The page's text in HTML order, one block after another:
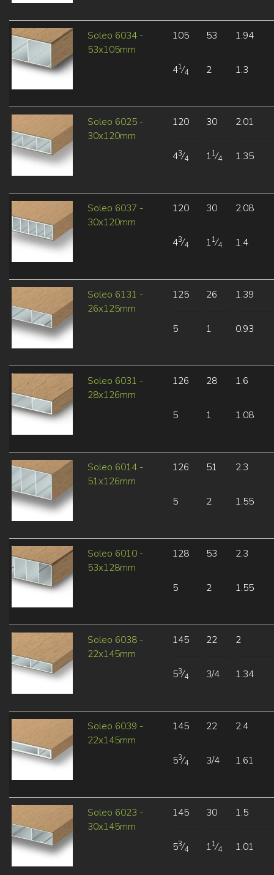
Soleo 6034 -
53x105mm
105
41⁄4
53
2
1.94
1.3
Soleo 6025 -
30x120mm
120
43⁄4
30
11⁄4
2.01
1.35
Soleo 6037 -
30x120mm
120
43⁄4
30
11⁄4
2.08
1.4
Soleo 6131 -
26x125mm
125
5
26
1
1.39
0.93
Soleo 6031 -
28x126mm
126
5
28
1
1.6
1.08
Soleo 6014 -
51x126mm
126
5
51
2
2.3
1.55
Soleo 6010 -
53x128mm
128
5
53
2
2.3
1.55
Soleo 6038 -
22x145mm
145
53⁄4
22
3/4
2
1.34
Soleo 6039 -
22x145mm
145
53⁄4
22
3/4
2.4
1.61
Soleo 6023 -
30x145mm
145
53⁄4
30
11⁄4
1.5
1.01